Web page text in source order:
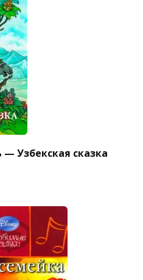
Узбекская сказка